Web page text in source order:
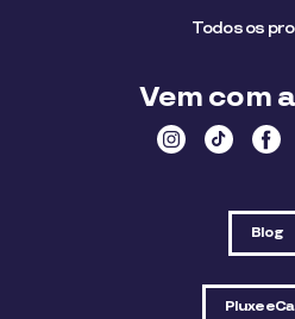
Todos os
Vem com
Blog